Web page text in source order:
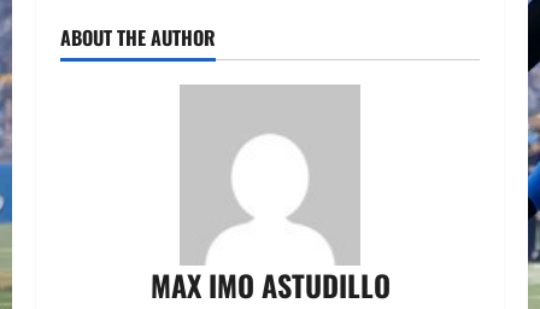
ABOUT THE AUTHOR
MAX IMO ASTUDILLO